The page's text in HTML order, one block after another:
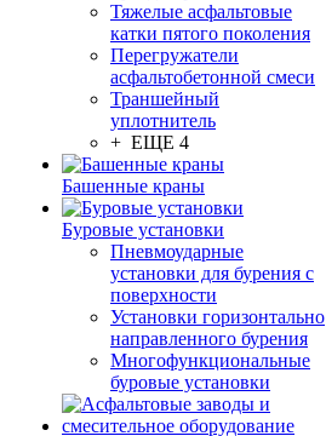
Тяжелые асфальтовые
катки пятого поколения
Перегружатели
асфальтобетонной смеси
Траншейный
уплотнитель
+ ЕЩЕ 4
Башенные краны
Буровые установки
Пневмоударные
установки для бурения с
поверхности
Установки горизонтально
направленного бурения
Многофункциональные
буровые установки